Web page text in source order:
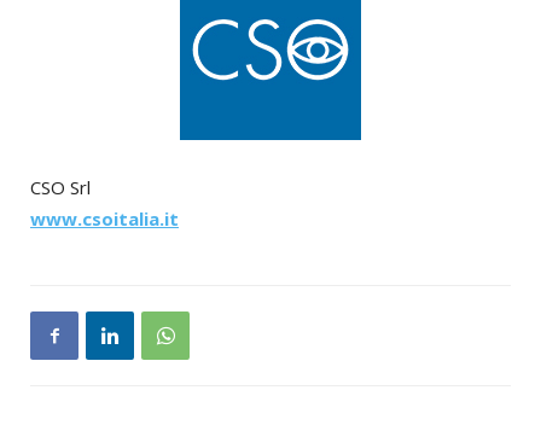
CSO Srl
www.csoitalia.it